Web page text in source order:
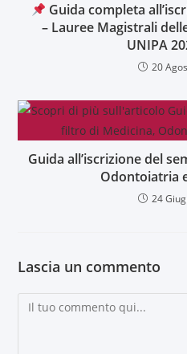
Guida completa
– Lauree Magistrali
UNIPA
20
Guida all’iscrizione del
Odontoiatria
24
Lascia un commento